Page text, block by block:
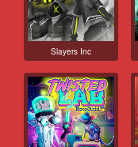
Slayers Inc